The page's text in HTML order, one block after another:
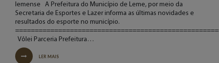
lemense A Prefeitura do Município de Leme, por meio da
Secretaria de Esportes e Lazer informa as últimas novidades e
resultados do esporte no município.
Vôlei Parceria Prefeitura…
LER MAIS